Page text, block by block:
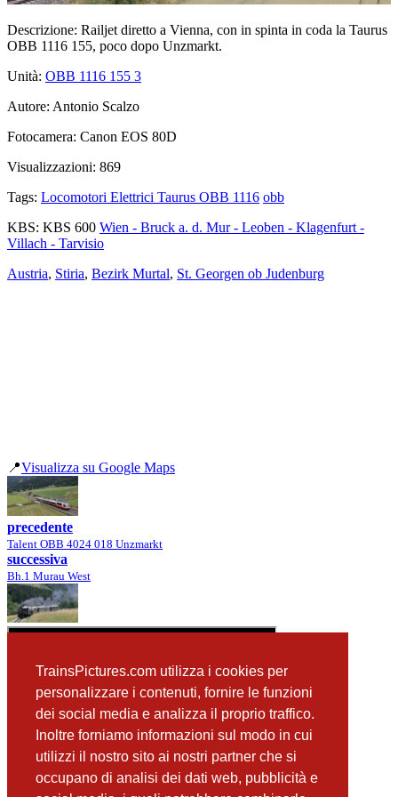
TrainsPictures.com utilizza i cookies per
personalizzare i contenuti, fornire le funzioni
dei social media e analizza il proprio traffico.
Inoltre forniamo informazioni sul modo in cui
utilizzi il nostro sito ai nostri partner che si
occupano di analisi dei dati web, pubblicità e
Descrizione: Railjet diretto a Vienna, con in spinta in coda la Taurus
OBB 1116 155, poco dopo Unzmarkt.
Unità: OBB 1116 155 3
Autore: Antonio Scalzo
Fotocamera: Canon EOS 80D
Visualizzazioni: 869
Tags: Locomotori Elettrici Taurus OBB 1116 obb
KBS: KBS 600 Wien - Bruck a. d. Mur - Leoben - Klagenfurt -
Villach - Tarvisio
Austria, Stiria, Bezirk Murtal, St. Georgen ob Judenburg
📍Visualizza su Google Maps
precedente
Talent OBB 4024 018 Unzmarkt
successiva
Bh.1 Murau West
📸 Fotografie scattate nei dintorniVedi tutte ➔